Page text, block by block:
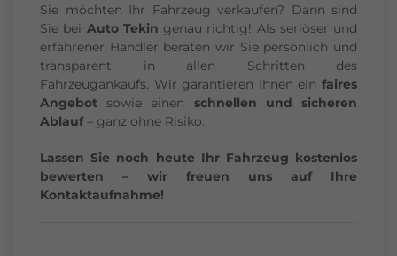
Sie möchten Ihr Fahrzeug verkaufen? Dann sind
Sie bei Auto Tekin genau richtig! Als seriöser und
erfahrener Händler beraten wir Sie persönlich und
transparent in allen Schritten des
Fahrzeugankaufs. Wir garantieren Ihnen ein faires
Angebot sowie einen schnellen und sicheren
Ablauf– ganz ohne Risiko.
Lassen Sie noch heute Ihr Fahrzeug kostenlos
bewerten – wir freuen uns auf Ihre
Kontaktaufnahme!